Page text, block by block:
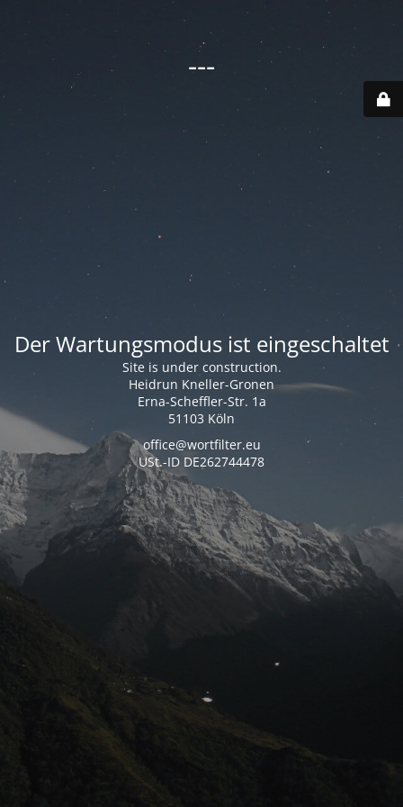
---
Der Wartungsmodus ist eingeschaltet
Site is under construction.
Heidrun Kneller-Gronen
Erna-Scheffler-Str. 1a
51103 Köln
office@wortfilter.eu
USt.-ID DE262744478